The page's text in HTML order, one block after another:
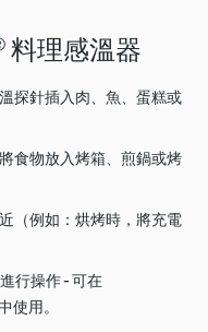
料理感溫器
探針插入肉、魚、蛋糕或
食物放入烤箱、煎鍋或烤
（例如：烘烤時，將充電
行操作 - 可在
使用。